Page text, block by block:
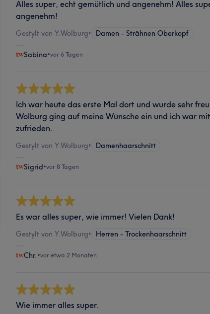
Alles super, echt gemütlich und angenehm! Alles
angenehm!
Gestylt von Y.Wolburg• Damen - Strähnen Oberkopf
Sabina•vor 6 Tagen
Ich war heute das erste Mal dort und wurde sehr
Wolburg ging auf meine Wünsche ein und ich war
zufrieden.
Gestylt von Y.Wolburg• Damenhaarschnitt
Sigrid•vor 8 Tagen
Es war alles super, wie immer! Vielen Dank!
Gestylt von Y.Wolburg• Herren - Trockenhaarschnitt
Chr. •vor etwa 2 Monaten
Wie immer alles super.